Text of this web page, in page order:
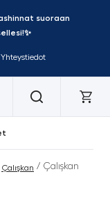
suoraan
Yhteystiedot
Çalışkan / Çalışkan